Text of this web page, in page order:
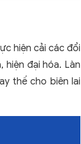
hiện cải các đổi
đại hóa. Làn
thế cho biên lai